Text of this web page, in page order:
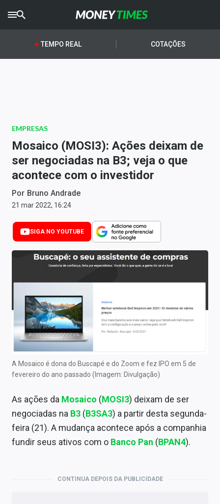
CRYPTOTIMES
AGROTIMES
Newsletters
Money Trader
Anuncie
Últimas Notícias
Newsletters
Cotações
Comprar ou vender?
Central de Dividendos
Central de Fundos Imobiliários
Renda Fixa
Finanças Pessoais
Mercados
Economia
TEMPO REAL COTAÇÕES
EMPRESAS
Mosaico (MOSI3): Ações deixam de
ser negociadas na B3; veja o que
acontece com o investidor
Por Bruno Andrade
21 mar 2022, 16:24
SIGA NO YOUTUBE
A Mosaico é dona do Buscapé e do Zoom e fez IPO em 5 de
fevereiro do ano passado (Imagem: Divulgação)
As ações da Mosaico (MOSI3) deixam de ser
negociadas na B3 (B3SA3) a partir desta segunda-
feira (21). A mudança acontece após a companhia
fundir seus ativos com o Banco Pan (BPAN4).
CONTINUA DEPOIS DA PUBLICIDADE